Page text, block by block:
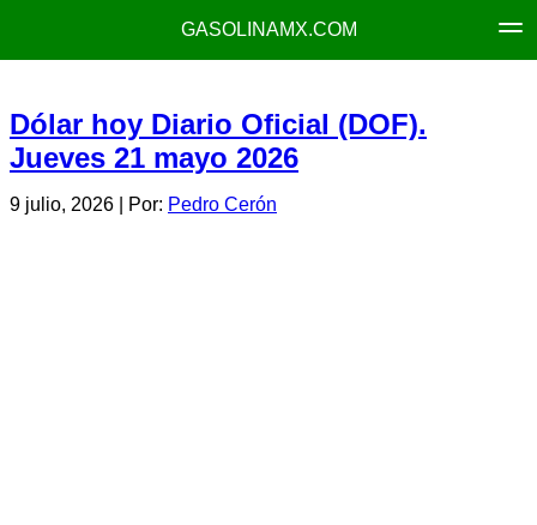
GASOLINAMX.COM
Dólar hoy Diario Oficial (DOF).
Jueves 21 mayo 2026
9 julio, 2026 | Por: Pedro Cerón